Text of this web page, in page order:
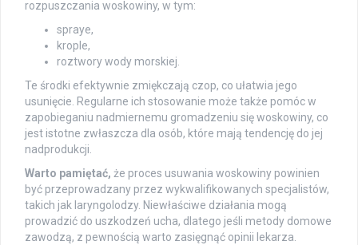
rozpuszczania woskowiny, w tym:
spraye,
krople,
roztwory wody morskiej.
Te środki efektywnie zmiękczają czop, co ułatwia jego
usunięcie. Regularne ich stosowanie może także pomóc w
zapobieganiu nadmiernemu gromadzeniu się woskowiny, co
jest istotne zwłaszcza dla osób, które mają tendencję do jej
nadprodukcji.
Warto pamiętać, że proces usuwania woskowiny powinien
być przeprowadzany przez wykwalifikowanych specjalistów,
takich jak laryngolodzy. Niewłaściwe działania mogą
prowadzić do uszkodzeń ucha, dlatego jeśli metody domowe
zawodzą, z pewnością warto zasięgnąć opinii lekarza.